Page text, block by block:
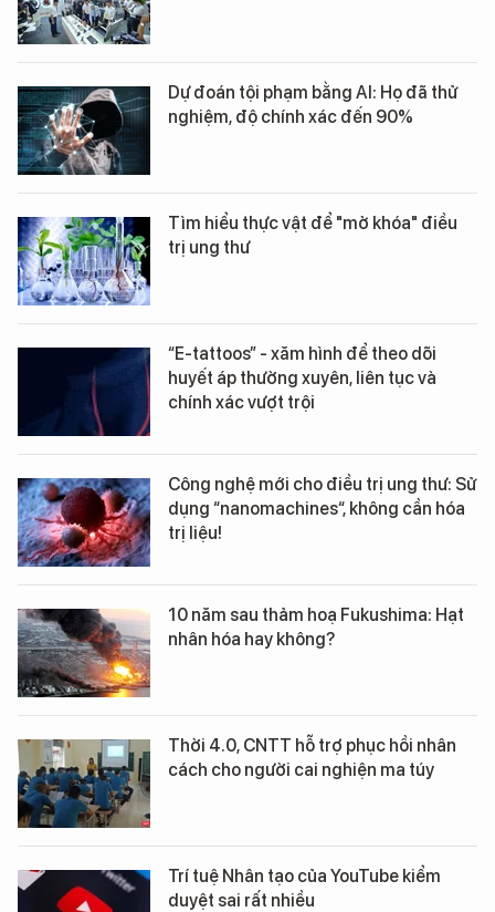
Dự đoán tội phạm bằng AI: Họ đã thử
nghiệm, độ chính xác đến 90%
Tìm hiểu thực vật để "mở khóa" điều
trị ung thư
“E-tattoos” - xăm hình để theo dõi
huyết áp thường xuyên, liên tục và
chính xác vượt trội
Công nghệ mới cho điều trị ung thư: Sử
dụng “nanomachines“, không cần hóa
trị liệu!
10 năm sau thảm hoạ Fukushima: Hạt
nhân hóa hay không?
Thời 4.0, CNTT hỗ trợ phục hồi nhân
cách cho người cai nghiện ma túy
Trí tuệ Nhân tạo của YouTube kiểm
duyệt sai rất nhiều